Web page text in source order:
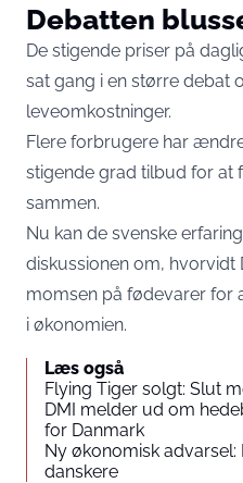
Debatten
De stigende priser på
sat gang i en større debat
leveomkostninger.
Flere forbrugere har
stigende grad tilbud for
sammen.
Nu kan de svenske
diskussionen om,
momsen på fødevarer for
i økonomien.
Læs også
Flying Tiger solgt: Slut
DMI melder ud om
for Danmark
Ny økonomisk advarsel:
danskere